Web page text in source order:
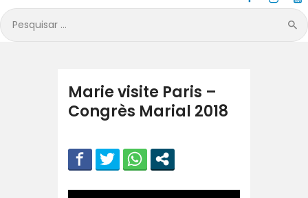
Pesquisar
por:
Boutique en ligne
Nous aider
Marie visite Paris –
Congrès Marial 2018